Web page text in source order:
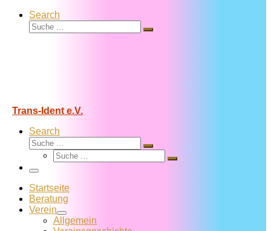
Search
Suche
Suche
Trans-Ident e.V.
Search
Suche
Suche
Suche
Suche
Menü
Startseite
Beratung
Verein
Allgemein